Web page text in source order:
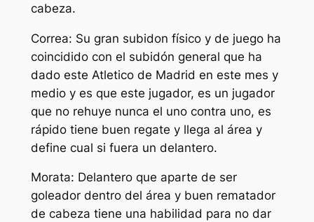
cabeza.
Correa: Su gran subidon físico y de juego ha
coincidido con el subidón general que ha
dado este Atletico de Madrid en este mes y
medio y es que este jugador, es un jugador
que no rehuye nunca el uno contra uno, es
rápido tiene buen regate y llega al área y
define cual si fuera un delantero.
Morata: Delantero que aparte de ser
goleador dentro del área y buen rematador
de cabeza tiene una habilidad para no dar